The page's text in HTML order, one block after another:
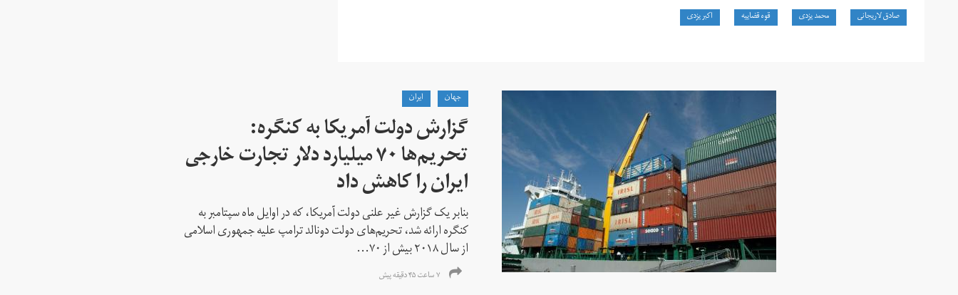
صادق لاریجانی محمد یزدی قوه قضاییه اکبر یزدی
جهان ايران
گزارش دولت آمریکا به کنگره:
تحریم‌ها ۷۰ میلیارد دلار تجارت خارجی
ایران را کاهش داد
بنابر یک گزارش غیر علنی دولت آمریکا، که در اوایل ماه سپتامبر به
کنگره ارائه شد، تحریم‌های دولت دونالد ترامپ علیه جمهوری اسلامی
از سال ۲۰۱۸ بیش از ۷۰...
۷ ساعت ۴۵ دقیقه پیش